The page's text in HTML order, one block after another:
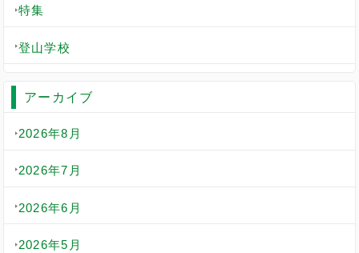
特集
登山学校
アーカイブ
2026年8月
2026年7月
2026年6月
2026年5月